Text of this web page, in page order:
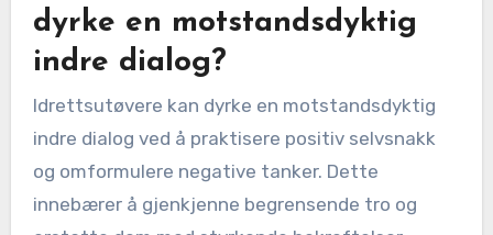
dyrke en motstandsdyktig
indre dialog?
Idrettsutøvere kan dyrke en motstandsdyktig
indre dialog ved å praktisere positiv selvsnakk
og omformulere negative tanker. Dette
innebærer å gjenkjenne begrensende tro og